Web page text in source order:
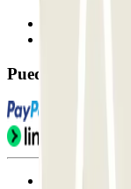
Puedes utilizar
Condiciones